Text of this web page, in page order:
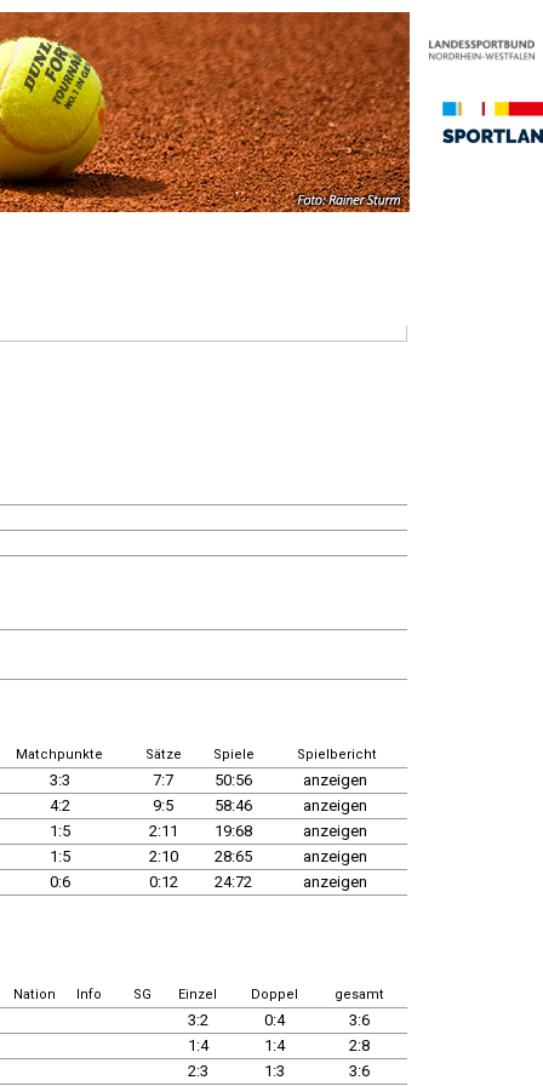
Matchpunkte Sätze Spiele Spielbericht
3:3 7:7 50:56
anzeigen
4:2 9:5 58:46
anzeigen
1:5 2:11 19:68
anzeigen
1:5 2:10 28:65
anzeigen
0:6 0:12 24:72 anzeigen
Nation Info SG Einzel Doppel gesamt
3:2 0:4
3:6
1:4 1:4
2:8
2:3 1:3
3:6